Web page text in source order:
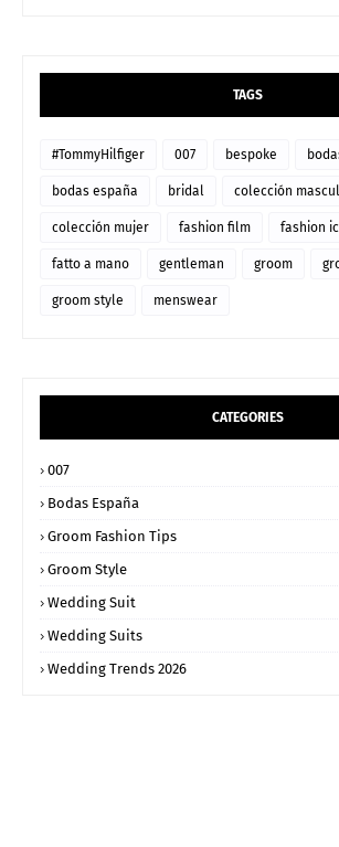
TAGS
#TommyHilfiger 007 bespoke
bodas españa bridal colección
colección mujer fashion film fashion
fatto a mano gentleman groom
groom style menswear
CATEGORIES
007
Bodas España
Groom Fashion Tips
Groom Style
Wedding Suit
Wedding Suits
Wedding Trends 2026